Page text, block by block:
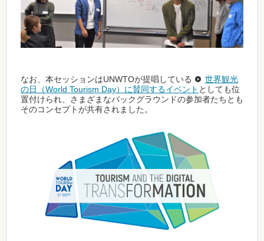
なお、本セッションはUNWTOが提唱している
世界観光
の日（World Tourism Day）に賛同するイベント としても位
置付けられ、さまざまなバックグラウンドの参加者たちとも
そのコンセプトが共有されました。